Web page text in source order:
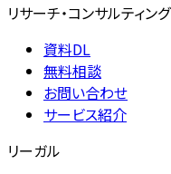
リサーチ・コンサルティング
資料DL
無料相談
お問い合わせ
サービス紹介
リーガル